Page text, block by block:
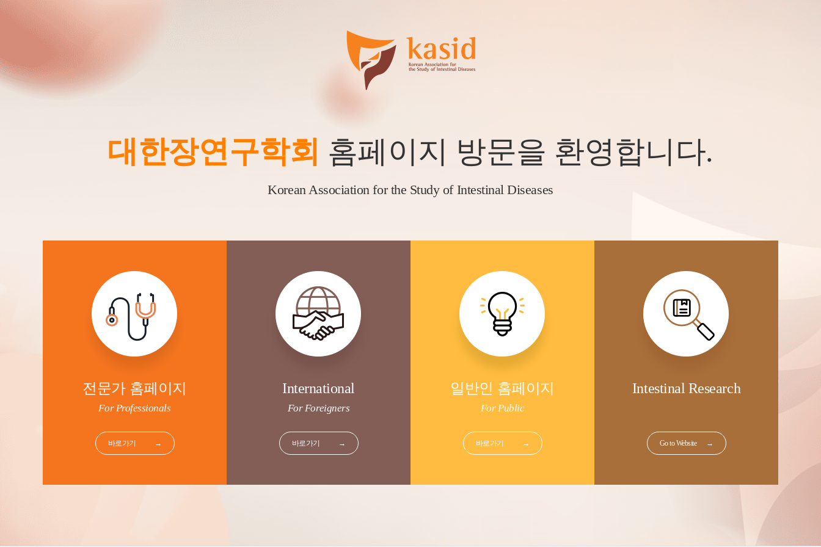
대한장연구학회 홈페이지 방문을 환영합니다.
Korean Association for the Study of Intestinal Diseases
전문가 홈페이지
For Professionals
바로가기 →
International
For Foreigners
바로가기 →
일반인 홈페이지
For Public
바로가기 →
Intestinal Research
Go to Website →